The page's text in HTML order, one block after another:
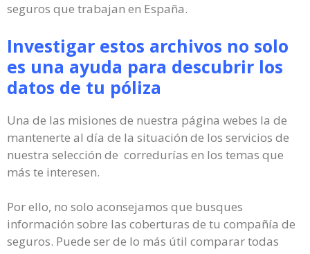
seguros que trabajan en España.
Investigar estos archivos no solo
es una ayuda para descubrir los
datos de tu póliza
Una de las misiones de nuestra página webes la de
mantenerte al día de la situación de los servicios de
nuestra selección de corredurías en los temas que
más te interesen.
Por ello, no solo aconsejamos que busques
información sobre las coberturas de tu compañía de
seguros. Puede ser de lo más útil comparar todas